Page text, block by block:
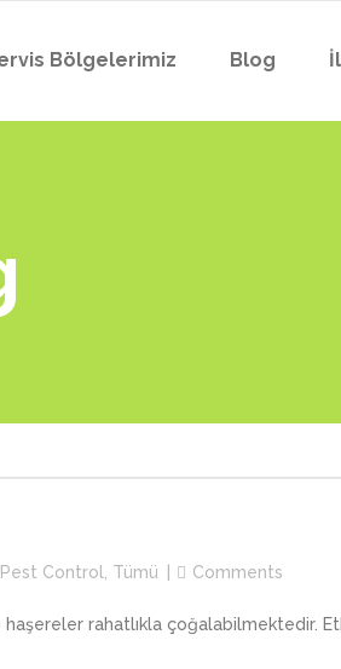
Bölgelerimiz Blog
Pest Control Tümü Comments
haşereler rahatlıkla çoğalabilmektedir.